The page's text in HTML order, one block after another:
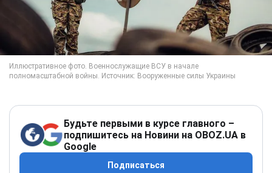
Будьте первыми в курсе главного –
подпишитесь на Новини на OBOZ.UA в
Google
Подписаться